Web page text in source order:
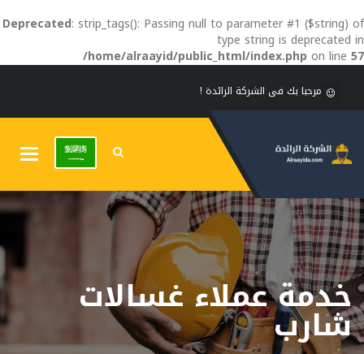
Deprecated: strip_tags(): Passing null to parameter #1 ($string) of
type string is deprecated in
/home/alraayid/public_html/index.php on line 57
مرحبا بك فى الشركة الرائدة !
خدمة عملاء غسالات
شارب